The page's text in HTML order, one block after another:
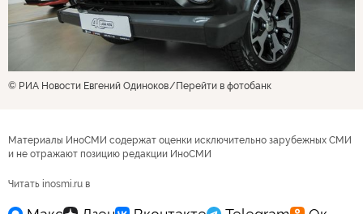
© РИА Новости Евгений Одиноков Перейти в фотобанк
Материалы ИноСМИ содержат оценки исключительно зарубежных СМИ
и не отражают позицию редакции ИноСМИ
Читать inosmi.ru в